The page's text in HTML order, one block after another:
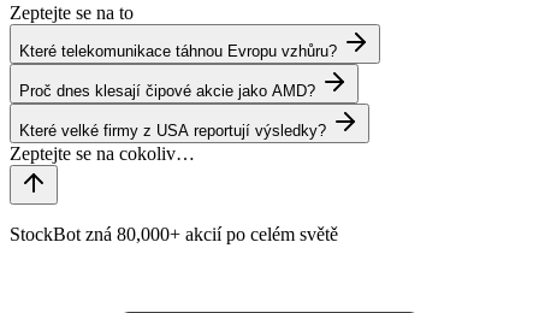
Zeptejte se na to
Které telekomunikace táhnou Evropu vzhůru?
Proč dnes klesají čipové akcie jako AMD?
Které velké firmy z USA reportují výsledky?
StockBot zná 80,000+ akcií po celém světě